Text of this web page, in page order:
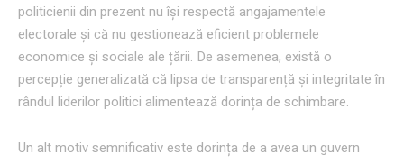
politicienii din prezent nu își respectă angajamentele
electorale și că nu gestionează eficient problemele
economice și sociale ale țării. De asemenea, există o
percepție generalizată că lipsa de transparență și integritate în
rândul liderilor politici alimentează dorința de schimbare.
Un alt motiv semnificativ este dorința de a avea un guvern